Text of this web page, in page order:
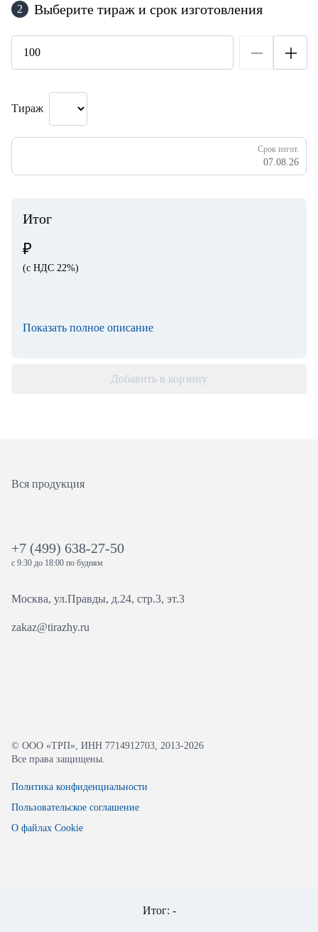
2 Выберите тираж и срок изготовления
Тираж
Срок изгот.
07.08.26
Итог
₽
(с НДС 22%)
Показать полное описание
Добавить в корзину
Итог: -
Вся продукция
+7 (499) 638-27-50
с 9:30 до 18:00 по будням
Москва, ул.Правды, д.24, стр.3, эт.3
zakaz@tirazhy.ru
© ООО «ТРП», ИНН 7714912703, 2013-2026
Все права защищены.
Политика конфиденциальности
Пользовательское соглашение
О файлах Cookie